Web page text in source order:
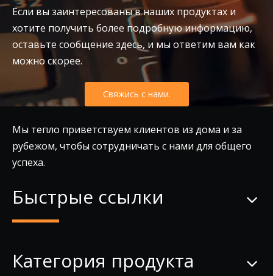
Если вы заинтересованы в наших продуктах и
хотите получить более подробную информацию,
оставьте сообщение здесь, и мы ответим вам как
можно скорее.
Свяжись с нами.
Мы тепло приветствуем клиентов из дома и за
рубежом, чтобы сотрудничать с нами для общего
успеха.
Быстрые ссылки
Категория продукта